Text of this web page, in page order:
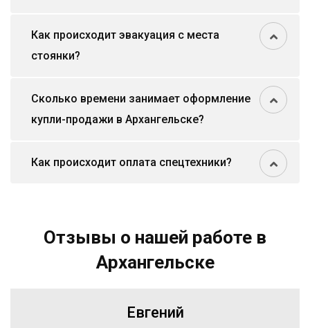
Как происходит эвакуация с места
стоянки?
Сколько времени занимает оформление
купли-продажи в Архангельске?
Как происходит оплата спецтехники?
Отзывы о нашей работе в
Архангельске
Евгений